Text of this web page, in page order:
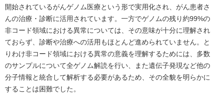
開始されているがんゲノム医療という形で実用化され、がん患者さ
んの治療・診断に活用されています。一方でゲノムの残り約99%の
非コード領域における異常については、その意味が十分に理解され
ておらず、診断や治療への活用もほとんど進められていません。と
りわけ非コード領域における異常の意義を理解するためには、多数
のサンプルについて全ゲノム解読を行い、また遺伝子発現など他の
分子情報と統合して解析する必要があるため、その全貌を明らかに
することは困難でした。